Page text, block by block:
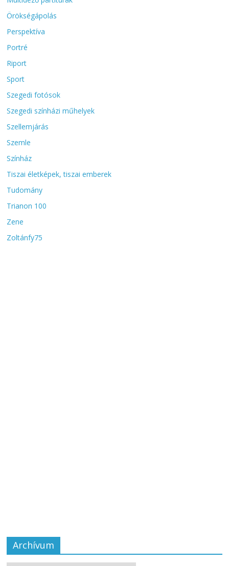
Örökségápolás
Perspektíva
Portré
Riport
Sport
Szegedi fotósok
Szegedi színházi műhelyek
Szellemjárás
Szemle
Színház
Tiszai életképek, tiszai emberek
Tudomány
Trianon 100
Zene
Zoltánfy75
Archívum